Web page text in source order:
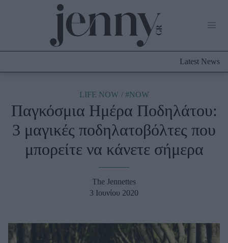
Culture
Fashion
Shopping
Styling Tips
Fashion News
Beauty - Ομορφιά
Μαλλιά - Νύχια
Μακιγιάζ
Latest News
LIFE NOW #NOW
Παγκόσμια Ημέρα Ποδηλάτου:
3 μαγικές ποδηλατοβόλτες που
μπορείτε να κάνετε σήμερα
The Jennettes
3 Ιουνίου 2020